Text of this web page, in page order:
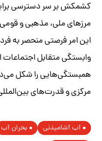
کشمکش بر سر دسترسی
مرزهای ملی، مذهبی و
این امر فرصتی منحصر به
وابستگی متقابل اجتماعات
همبستگی‌هایی را شکل
مرکزی و قدرت‌های
آب آشامیدنی بحران آب